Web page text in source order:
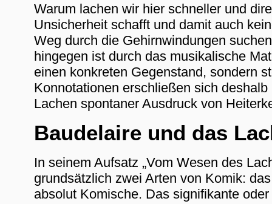
Warum lachen wir hier schneller und
Unsicherheit schafft und damit auch
Weg durch die Gehirnwindungen
hingegen ist durch das musikalische
einen konkreten Gegenstand, sondern
Konnotationen erschließen sich
Lachen spontaner Ausdruck von
Baudelaire und das
In seinem Aufsatz „Vom Wesen des
grundsätzlich zwei Arten von Komik:
absolut Komische. Das signifikante